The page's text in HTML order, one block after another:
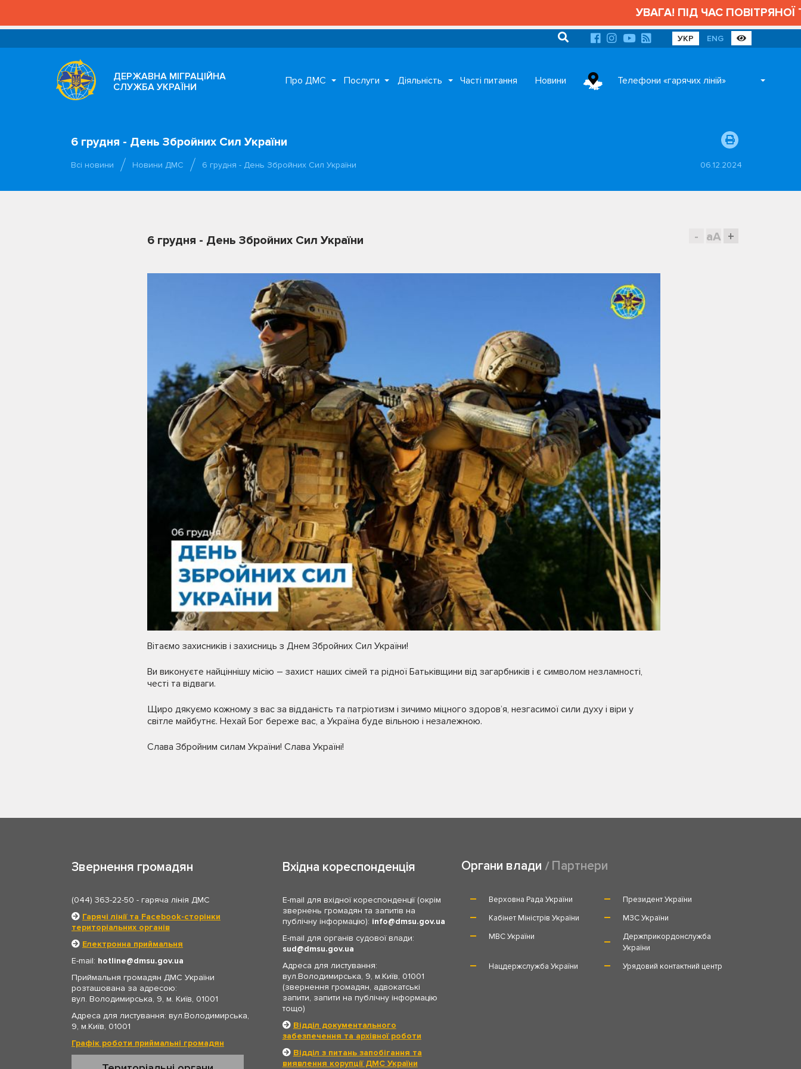
УВАГА! ПІД ЧАС ПОВІТРЯНОЇ
УКР ENG
ДЕРЖАВНА МІГРАЦІЙНА
СЛУЖБА УКРАЇНИ
Про ДМС Послуги Діяльність Часті питання Новини Телефони «гарячих ліній»
6 грудня - День Збройних Сил України
Всі новини Новини ДМС 6 грудня - День Збройних Сил України 06.12.2024
- aA +
6 грудня - День Збройних Сил України
Вітаємо захисників і захисниць з Днем Збройних Сил України!
Ви виконуєте найціннішу місію – захист наших сімей та рідної Батьківщини від загарбників і є символом незламності,
честі та відваги.
Щиро дякуємо кожному з вас за відданість та патріотизм і зичимо міцного здоров’я, незгасимої сили духу і віри у
світле майбутнє. Нехай Бог береже вас, а Україна буде вільною і незалежною.
Слава Збройним силам України! Слава Україні!
Звернення громадян
(044) 363-22-50 - гаряча лінія ДМС
Гарячі лінії та Facebook-сторінки
територіальних органів
Електронна приймальня
E-mail: hotline
dmsu.gov.ua
Приймальня громадян ДМС України
розташована за адресою:
вул. Володимирська, 9, м. Київ, 01001
Адреса для листування: вул.Володимирська,
9, м.Київ, 01001
Графік роботи приймальні громадян
Вхідна кореспонденція
E-mail для вхідної кореспонденції (окрім
звернень громадян та запитів на
публічну інформацію): info
dmsu.gov.ua
E-mail для органів судової влади:
sud
dmsu.gov.ua
Адреса для листування:
вул.Володимирська, 9, м.Київ, 01001
(звернення громадян, адвокатські
запити, запити на публічну інформацію
тощо)
Відділ документального
забезпечення та архівної роботи
Відділ з питань запобігання та
виявлення корупції ДМС України
Органи влади Партнери
Верховна Рада України
Президент України
Кабінет Міністрів України
МЗС України
МВС України
Держприкордонслужба
України
Нацдержслужба України
Урядовий контактний центр